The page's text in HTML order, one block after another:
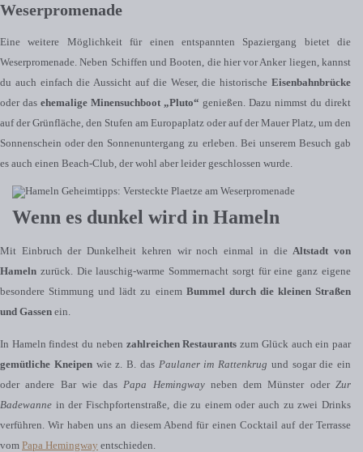
Weserpromenade
Eine weitere Möglichkeit für einen entspannten Spaziergang bietet die
Weserpromenade. Neben Schiffen und Booten, die hier vor Anker liegen, kannst
du auch einfach die Aussicht auf die Weser, die historische Eisenbahnbrücke
oder das ehemalige Minensuchboot „Pluto“ genießen. Dazu nimmst du direkt
auf der Grünfläche, den Stufen am Europaplatz oder auf der Mauer Platz, um den
Sonnenschein oder den Sonnenuntergang zu erleben. Bei unserem Besuch gab
es auch einen Beach-Club, der wohl aber leider geschlossen wurde.
Wenn es dunkel wird in Hameln
Mit Einbruch der Dunkelheit kehren wir noch einmal in die Altstadt von
Hameln zurück. Die lauschig-warme Sommernacht sorgt für eine ganz eigene
besondere Stimmung und lädt zu einem Bummel durch die kleinen Straßen
und Gassen ein.
In Hameln findest du neben zahlreichen Restaurantszum Glück auch ein paar
gemütliche Kneipenwie z. B. das Paulaner im Rattenkrug und sogar die ein
oder andere Bar wie das Papa Hemingwayneben dem Münster oder Zur
Badewanne in der Fischpfortenstraße, die zu einem oder auch zu zwei Drinks
verführen. Wir haben uns an diesem Abend für einen Cocktail auf der Terrasse
vom Papa Hemingway entschieden.